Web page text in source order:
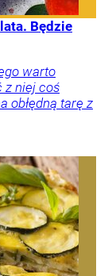
Będzie
warto
z niej coś
obłędną tarę z